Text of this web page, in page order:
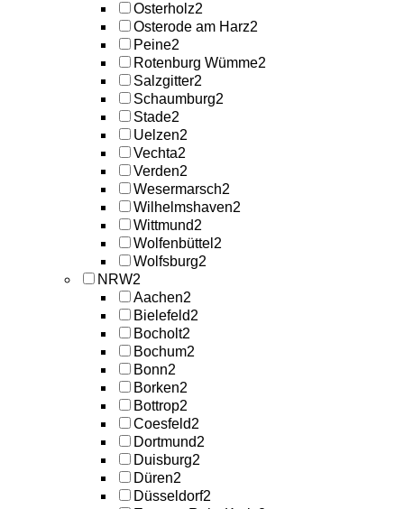
Osterholz2
Osterode am Harz2
Peine2
Rotenburg Wümme2
Salzgitter2
Schaumburg2
Stade2
Uelzen2
Vechta2
Verden2
Wesermarsch2
Wilhelmshaven2
Wittmund2
Wolfenbüttel 2
Wolfsburg2
NRW2
Aachen2
Bielefeld2
Bocholt2
Bochum2
Bonn2
Borken2
Bottrop2
Coesfeld2
Dortmund2
Duisburg2
Düren2
Düsseldorf2